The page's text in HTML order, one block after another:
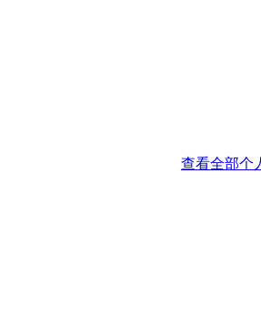
查看全部个